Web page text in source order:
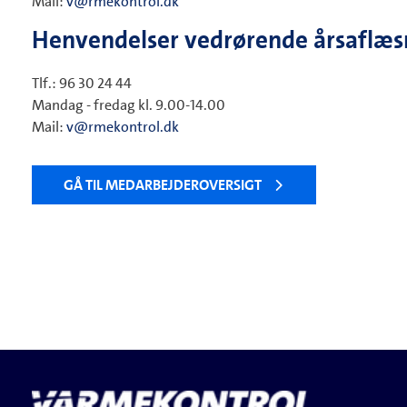
Henvendelser vedrørende
Tlf.: 96 30 24 44
Mandag - fredag kl. 9.00-14.00
Mail:v@rmekontrol.dk
GÅ TIL MEDARBEJDEROVERSIGT